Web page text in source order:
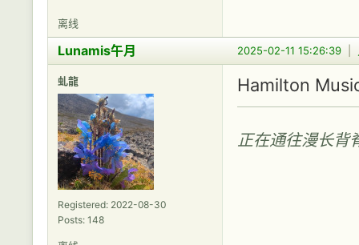
离线
2025-02-11 15:26:39
Lunamis午月
虬龍
Registered: 2022-08-30
Posts: 148
Hamilton
正在通往漫长背